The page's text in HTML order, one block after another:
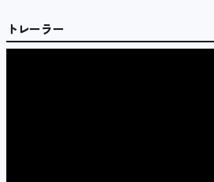
トレーラー